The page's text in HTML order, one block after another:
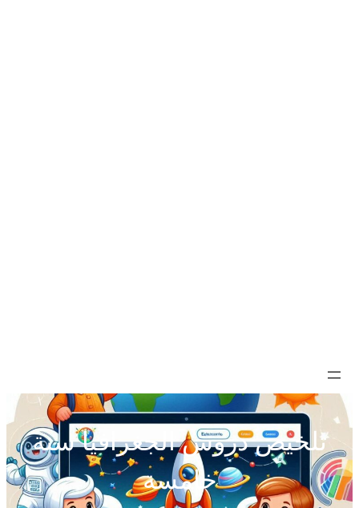
تخطى
إلى
المحتوى
تلخيص دروس الجغرافيا سنة
خامسة